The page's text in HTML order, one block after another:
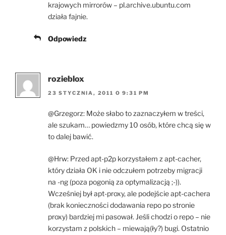
krajowych mirrorów – pl.archive.ubuntu.com
działa fajnie.
Odpowiedz
rozieblox
23 STYCZNIA, 2011 O 9:31 PM
@Grzegorz: Może słabo to zaznaczyłem w treści,
ale szukam… powiedzmy 10 osób, które chcą się w
to dalej bawić.
@Hrw: Przed apt-p2p korzystałem z apt-cacher,
który działa OK i nie odczułem potrzeby migracji
na -ng (poza pogonią za optymalizacją ;-)).
Wcześniej był apt-proxy, ale podejście apt-cachera
(brak konieczności dodawania repo po stronie
proxy) bardziej mi pasował. Jeśli chodzi o repo – nie
korzystam z polskich – miewają(ły?) bugi. Ostatnio